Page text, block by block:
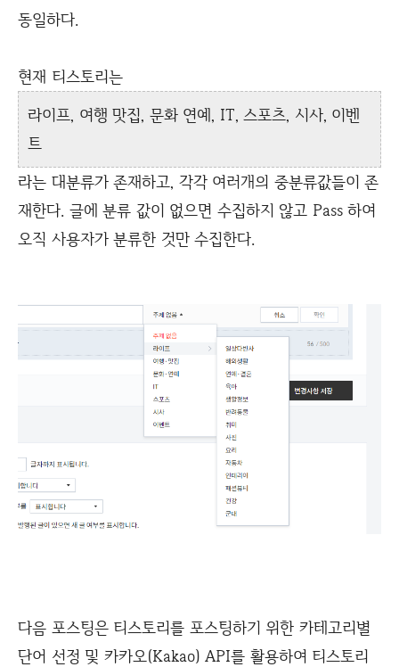
동일하다.
현재 티스토리는
라이프, 여행 맛집, 문화 연예, IT, 스포츠, 시사, 이벤
트
라는 대분류가 존재하고, 각각 여러개의 중분류값들이 존
재한다. 글에 분류 값이 없으면 수집하지 않고 Pass 하여
오직 사용자가 분류한 것만 수집한다.
다음 포스팅은 티스토리를 포스팅하기 위한 카테고리별
단어 선정 및 카카오(Kakao) API를 활용하여 티스토리